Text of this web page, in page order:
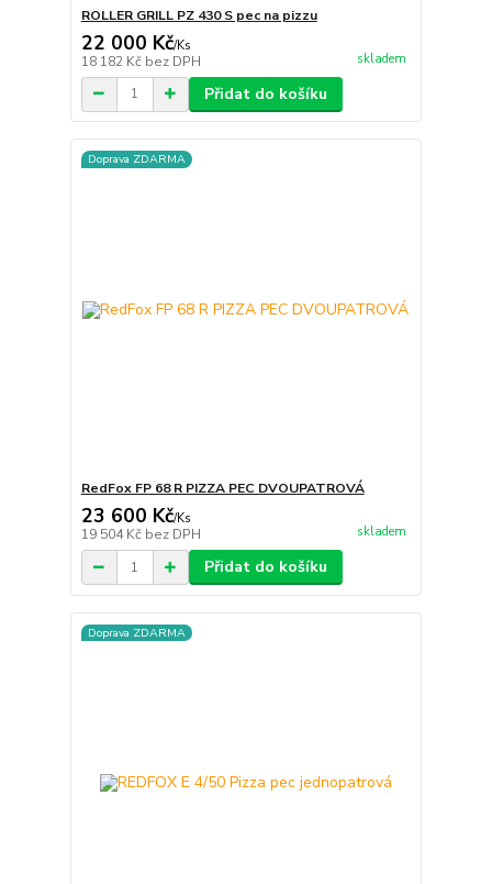
ROLLER GRILL PZ 430 S pec na pizzu
22 000 Kč/Ks
18 182 Kč bez DPH skladem
Přidat do košíku
Doprava ZDARMA
RedFox FP 68 R PIZZA PEC DVOUPATROVÁ
23 600 Kč/Ks
19 504 Kč bez DPH skladem
Přidat do košíku
Doprava ZDARMA